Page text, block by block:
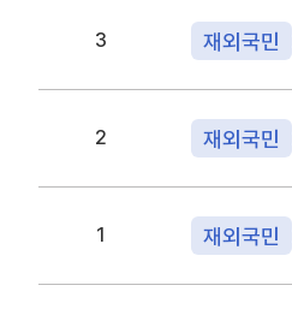
3 재외국민
2 재외국민
1 재외국민